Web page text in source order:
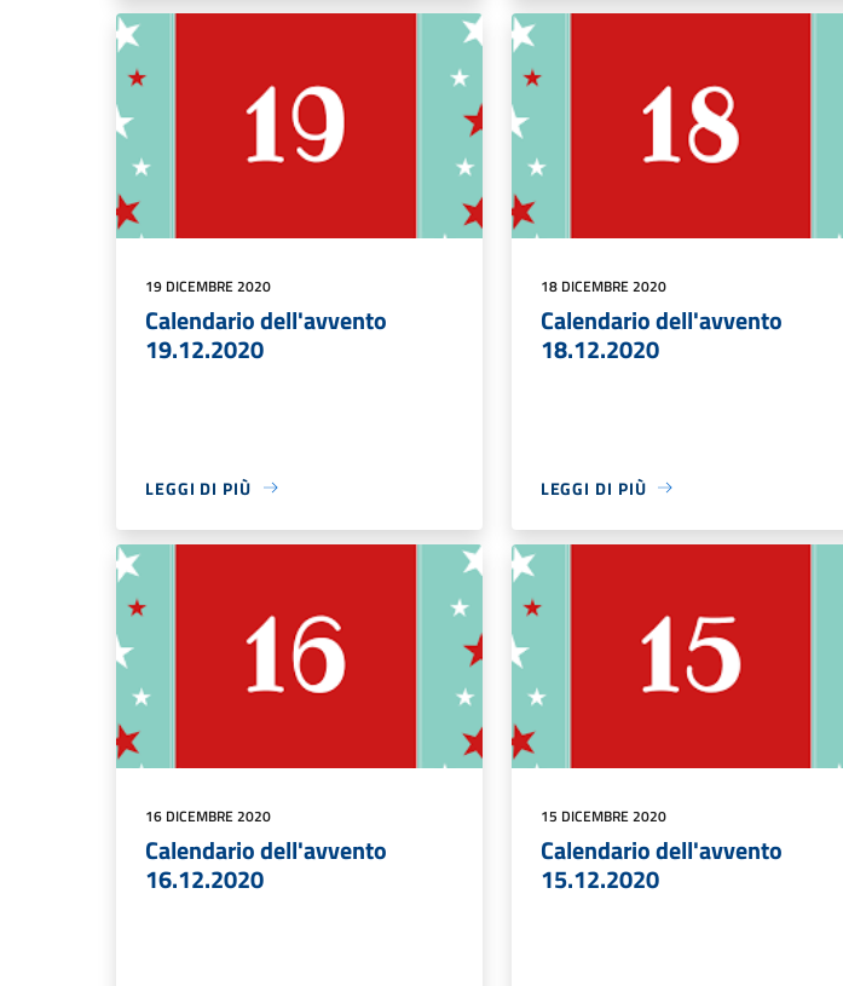
19 DICEMBRE 2020
Calendario dell'avvento
19.12.2020
LEGGI DI PIÙ
18 DICEMBRE 2020
Calendario dell'avvento
18.12.2020
LEGGI DI PIÙ
16 DICEMBRE 2020
Calendario dell'avvento
16.12.2020
15 DICEMBRE 2020
Calendario dell'avvento
15.12.2020